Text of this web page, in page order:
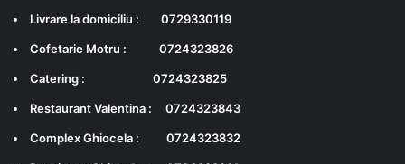
Livrare la domiciliu : 0729330119
Cofetarie Motru : 0724323826
Catering : 0724323825
Restaurant Valentina : 0724323843
Complex Ghiocela : 0724323832